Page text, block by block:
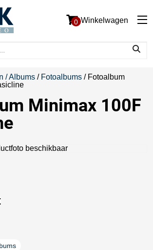
0 Winkelwagen
/ Albums / Fotoalbums / Fotoalbum
Minimax 100F